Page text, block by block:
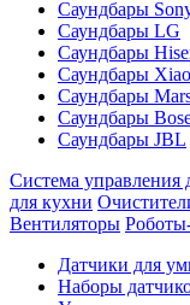
Саундбары
Саундбары LG
Саундбары
Саундбары
Саундбары
Саундбары
Саундбары JBL
Система управления
для кухни
Вентиляторы
Датчики для
Наборы